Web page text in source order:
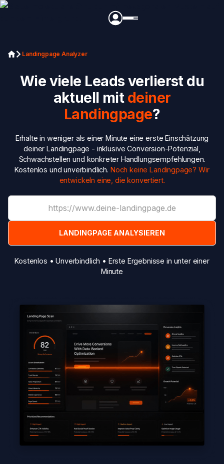
Landingpage Analyzer
Wie viele Leads verlierst du
aktuell mit deiner
Landingpage?
Erhalte in weniger als einer Minute eine erste Einschätzung
deiner Landingpage - inklusive Conversion-Potenzial,
Schwachstellen und konkreter Handlungsempfehlungen.
Kostenlos und unverbindlich. Noch keine Landingpage? Wir
entwickeln eine, die konvertiert.
Kostenlos • Unverbindlich • Erste Ergebnisse in unter einer
Minute